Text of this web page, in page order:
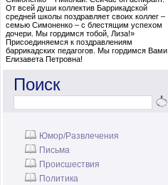
От всей души коллектив Баррикадской
средней школы поздравляет своих коллег –
семью Симоненко – с блестящим успехом
дочери. Мы гордимся тобой, Лиза!»
Присоединяемся к поздравлениям
баррикадских педагогов. Мы гордимся Вами,
Елизавета Петровна!
Поиск
Юмор/Развлечения
Письма
Происшествия
Политика